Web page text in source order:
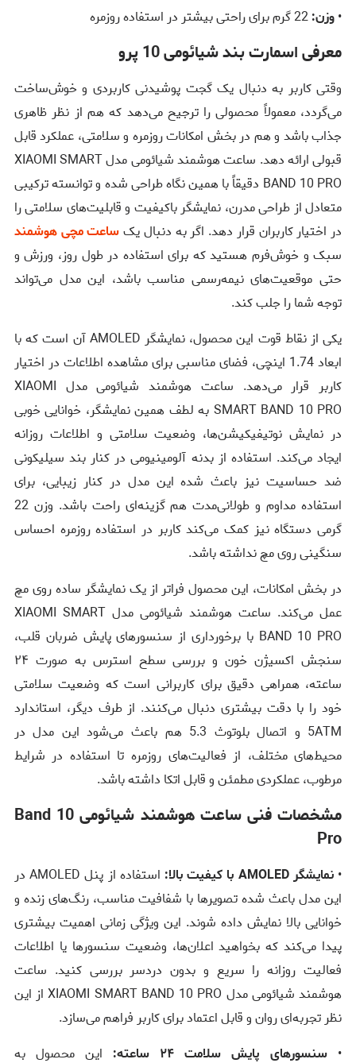
•وزن:
معرفی اسمارت بند شیائومی 10 پرو
وقتی کاربر به دنبال یک گجت پوشیدنی کاربردی و خوش‌ساخت
می‌گردد، معمولاً محصولی را ترجیح می‌دهد که هم از نظر ظاهری
جذاب باشد و هم در بخش امکانات روزمره و سلامتی، عملکرد قابل
قبولی ارائه دهد. ساعت هوشمند شیائومی مدل XIAOMI SMART
BAND 10 PRO دقیقاً با همین نگاه طراحی شده و توانسته ترکیبی
متعادل از طراحی مدرن، نمایشگر باکیفیت و قابلیت‌های سلامتی را
در اختیار کاربران قرار دهد. اگر به دنبال یکساعت مچی هوشمند
سبک و خوش‌فرم هستید که برای استفاده در طول روز، ورزش و
حتی موقعیت‌های نیمه‌رسمی مناسب باشد، این مدل می‌تواند
توجه شما را جلب کند.
یکی از نقاط قوت این محصول، نمایشگر AMOLED آن است که با
ابعاد 1.74 اینچی، فضای مناسبی برای مشاهده اطلاعات در اختیار
کاربر قرار می‌دهد. ساعت هوشمند شیائومی مدل XIAOMI
SMART BAND 10 PRO به لطف همین نمایشگر، خوانایی خوبی
در نمایش نوتیفیکیشن‌ها، وضعیت سلامتی و اطلاعات روزانه
ایجاد می‌کند. استفاده از بدنه آلومینیومی در کنار بند سیلیکونی
ضد حساسیت نیز باعث شده این مدل در کنار زیبایی، برای
استفاده مداوم و طولانی‌مدت هم گزینه‌ای راحت باشد. وزن 22
گرمی دستگاه نیز کمک می‌کند کاربر در استفاده روزمره احساس
سنگینی روی مچ نداشته باشد.
در بخش امکانات، این محصول فراتر از یک نمایشگر ساده روی مچ
عمل می‌کند. ساعت هوشمند شیائومی مدل XIAOMI SMART
BAND 10 PRO با برخورداری از سنسورهای پایش ضربان قلب،
سنجش اکسیژن خون و بررسی سطح استرس به صورت ۲۴
ساعته، همراهی دقیق برای کاربرانی است که وضعیت سلامتی
خود را با دقت بیشتری دنبال می‌کنند. از طرف دیگر، استاندارد
5ATM و اتصال بلوتوث 5.3 هم باعث می‌شود این مدل در
محیط‌های مختلف، از فعالیت‌های روزمره تا استفاده در شرایط
مرطوب، عملکردی مطمئن و قابل اتکا داشته باشد.
مشخصات فنی ساعت هوشمند شیائومی Band 10
Pro
•نمایشگر AMOLED با کیفیت بالا:
استفاده از پنل AMOLED در
این مدل باعث شده تصویرها با شفافیت مناسب، رنگ‌های زنده و
خوانایی بالا نمایش داده شوند. این ویژگی زمانی اهمیت بیشتری
پیدا می‌کند که بخواهید اعلان‌ها، وضعیت سنسورها یا اطلاعات
فعالیت روزانه را سریع و بدون دردسر بررسی کنید. ساعت
هوشمند شیائومی مدل XIAOMI SMART BAND 10 PRO از این
نظر تجربه‌ای روان و قابل اعتماد برای کاربر فراهم می‌سازد.
• سنسورهای پایش سلامت ۲۴ ساعته: این محصول به